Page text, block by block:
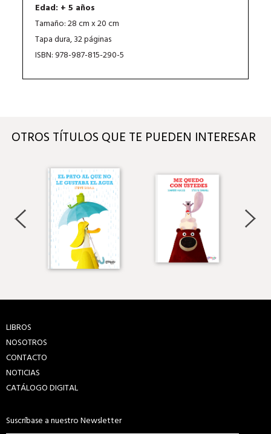
Edad: + 5 años
Tamaño: 28 cm x 20 cm
Tapa dura, 32 páginas
ISBN: 978-987-815-290-5
OTROS TÍTULOS QUE TE PUEDEN INTERESAR
LIBROS
NOSOTROS
CONTACTO
NOTICIAS
CATÁLOGO DIGITAL
Suscríbase a nuestro Newsletter